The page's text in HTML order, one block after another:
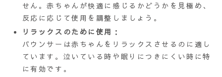
せん。赤ちゃんが快適に感じるかどうかを見極め、
反応に応じて使用を調整しましょう。
リラックスのために使用 ：
バウンサーは赤ちゃんをリラックスさせるのに適し
ています。泣いている時や眠りにつきにくい時に特
に有効です。